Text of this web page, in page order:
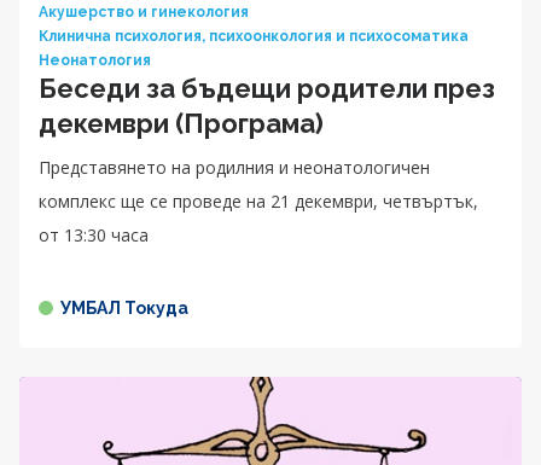
Акушерство и гинекология
Клинична психология, психоонкология и психосоматика
Неонатология
Беседи за бъдещи родители през
декември (Програма)
Представянето на родилния и неонатологичен
комплекс ще се проведе на 21 декември, четвъртък,
от 13:30 часа
УМБАЛ Токуда